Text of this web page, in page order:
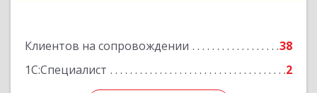
Клиентов на сопровождении
38
1С:Специалист
2